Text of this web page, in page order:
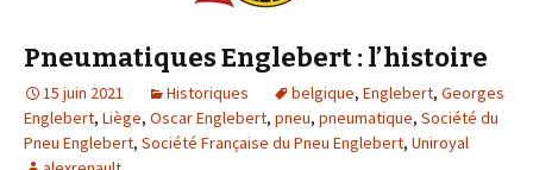
Pneumatiques Englebert : l’histoire
15 juin 2021 Historiques belgique, Englebert, Georges
Englebert, Liège, Oscar Englebert, pneu, pneumatique, Société du
Pneu Englebert, Société Française du Pneu Englebert, Uniroyal